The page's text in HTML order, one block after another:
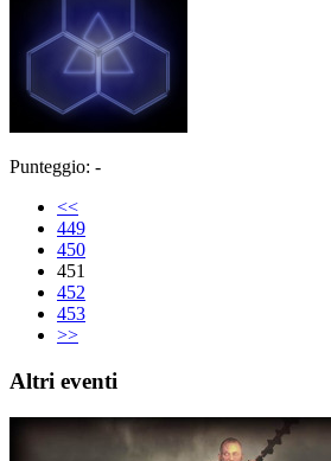
Punteggio: -
<<
449
450
451
452
453
>>
Altri eventi